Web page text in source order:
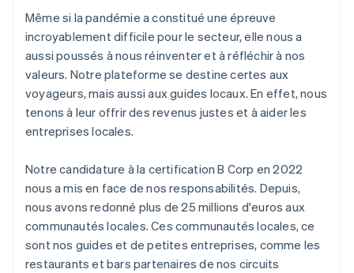
Même si la pandémie a constitué une épreuve
incroyablement difficile pour le secteur, elle nous a
aussi poussés à nous réinventer et à réfléchir à nos
valeurs. Notre plateforme se destine certes aux
voyageurs, mais aussi aux guides locaux. En effet, nous
tenons à leur offrir des revenus justes et à aider les
entreprises locales.
Notre candidature à la certification B Corp en 2022
nous a mis en face de nos responsabilités. Depuis,
nous avons redonné plus de 25 millions d'euros aux
communautés locales. Ces communautés locales, ce
sont nos guides et de petites entreprises, comme les
restaurants et bars partenaires de nos circuits